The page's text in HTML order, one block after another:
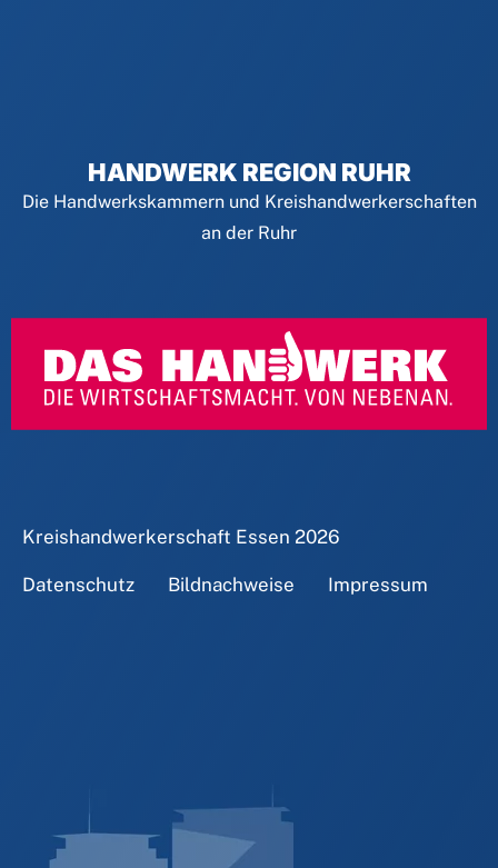
HANDWERK REGION RUHR
Die Handwerkskammern und Kreishandwerkerschaften
an der Ruhr
Kreishandwerkerschaft Essen 2026
Datenschutz Bildnachweise Impressum